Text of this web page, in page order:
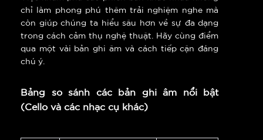
chỉ làm phong phú thêm trải nghiệm nghe mà
còn giúp chúng ta hiểu sâu hơn về sự đa dạng
trong cách cảm thụ nghệ thuật. Hãy cùng điểm
qua một vài bản ghi âm và cách tiếp cận đáng
chú ý.
Bảng so sánh các bản ghi âm nổi bật
(Cello và các nhạc cụ khác)